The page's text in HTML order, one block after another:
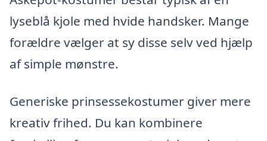
lyseblå kjole med hvide handsker. Mange
forældre vælger at sy disse selv ved hjælp
af simple mønstre.
Generiske prinsessekostumer giver mere
kreativ frihed. Du kan kombinere